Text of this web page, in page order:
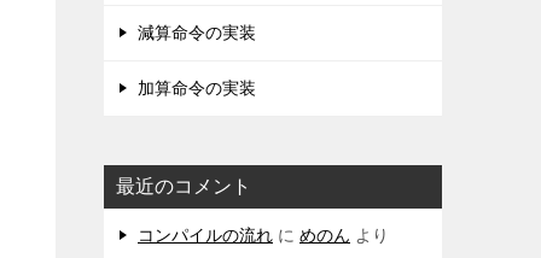
減算命令の実装
加算命令の実装
最近のコメント
コンパイルの流れ に めのん より